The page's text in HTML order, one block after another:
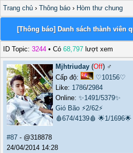
Trang chủ › Thông báo › Hòm thư chung
[Thông báo] Danh sách thành viên
ID Topic: 3244 • Có 68,797 lượt xem
Mjhtriuday (Off) ♂️
Cấp độ:
♡10156♡
Like: 1786/2984
Online: ✨1491/5379✨
Gió Bão ⚡2/62⚡
🩸674/4139🩸 🌟1/1696🌟
#87 - @318878
24/04/2014 14:28